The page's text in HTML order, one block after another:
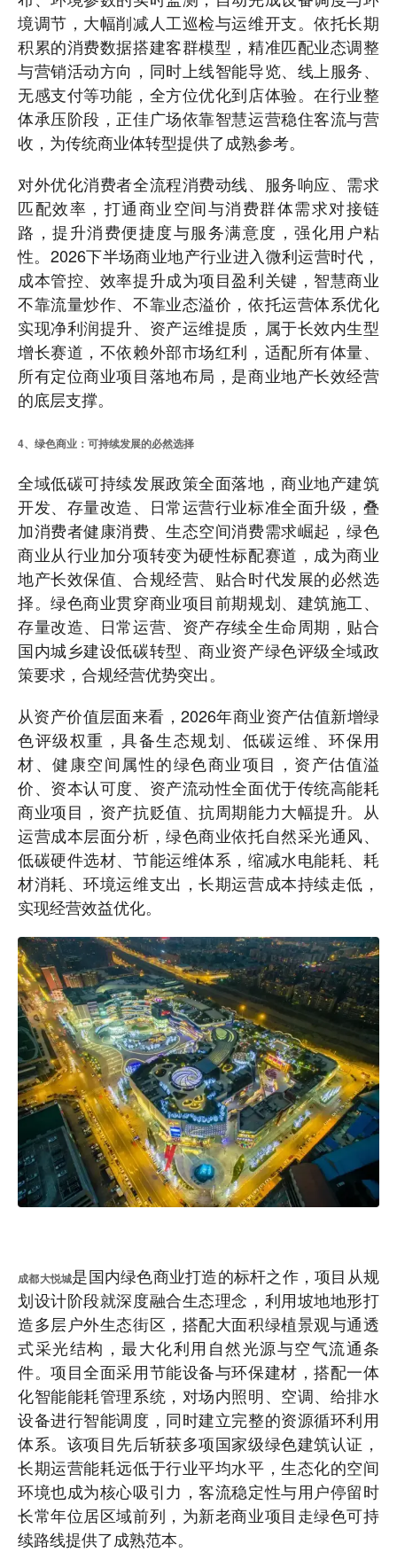
境调节，大幅削减人工巡检与运维开支。依托长期
积累的消费数据搭建客群模型，精准匹配业态调整
与营销活动方向，同时上线智能导览、线上服务、
无感支付等功能，全方位优化到店体验。在行业整
体承压阶段，正佳广场依靠智慧运营稳住客流与营
收，为传统商业体转型提供了成熟参考。
对外优化消费者全流程消费动线、服务响应、需求
匹配效率，打通商业空间与消费群体需求对接链
路，提升消费便捷度与服务满意度，强化用户粘
性。2026下半场商业地产行业进入微利运营时代，
成本管控、效率提升成为项目盈利关键，智慧商业
不靠流量炒作、不靠业态溢价，依托运营体系优化
实现净利润提升、资产运维提质，属于长效内生型
增长赛道，不依赖外部市场红利，适配所有体量、
所有定位商业项目落地布局，是商业地产长效经营
的底层支撑。
4、绿色商业：可持续发展的必然选择
全域低碳可持续发展政策全面落地，商业地产建筑
开发、存量改造、日常运营行业标准全面升级，叠
加消费者健康消费、生态空间消费需求崛起，绿色
商业从行业加分项转变为硬性标配赛道，成为商业
地产长效保值、合规经营、贴合时代发展的必然选
择。绿色商业贯穿商业项目前期规划、建筑施工、
存量改造、日常运营、资产存续全生命周期，贴合
国内城乡建设低碳转型、商业资产绿色评级全域政
策要求，合规经营优势突出。
从资产价值层面来看，2026年商业资产估值新增绿
色评级权重，具备生态规划、低碳运维、环保用
材、健康空间属性的绿色商业项目，资产估值溢
价、资本认可度、资产流动性全面优于传统高能耗
商业项目，资产抗贬值、抗周期能力大幅提升。从
运营成本层面分析，绿色商业依托自然采光通风、
低碳硬件选材、节能运维体系，缩减水电能耗、耗
材消耗、环境运维支出，长期运营成本持续走低，
实现经营效益优化。
成都大悦城是国内绿色商业打造的标杆之作，项目从规
划设计阶段就深度融合生态理念，利用坡地地形打
造多层户外生态街区，搭配大面积绿植景观与通透
式采光结构，最大化利用自然光源与空气流通条
件。项目全面采用节能设备与环保建材，搭配一体
化智能能耗管理系统，对场内照明、空调、给排水
设备进行智能调度，同时建立完整的资源循环利用
体系。该项目先后斩获多项国家级绿色建筑认证，
长期运营能耗远低于行业平均水平，生态化的空间
环境也成为核心吸引力，客流稳定性与用户停留时
长常年位居区域前列，为新老商业项目走绿色可持
续路线提供了成熟范本。